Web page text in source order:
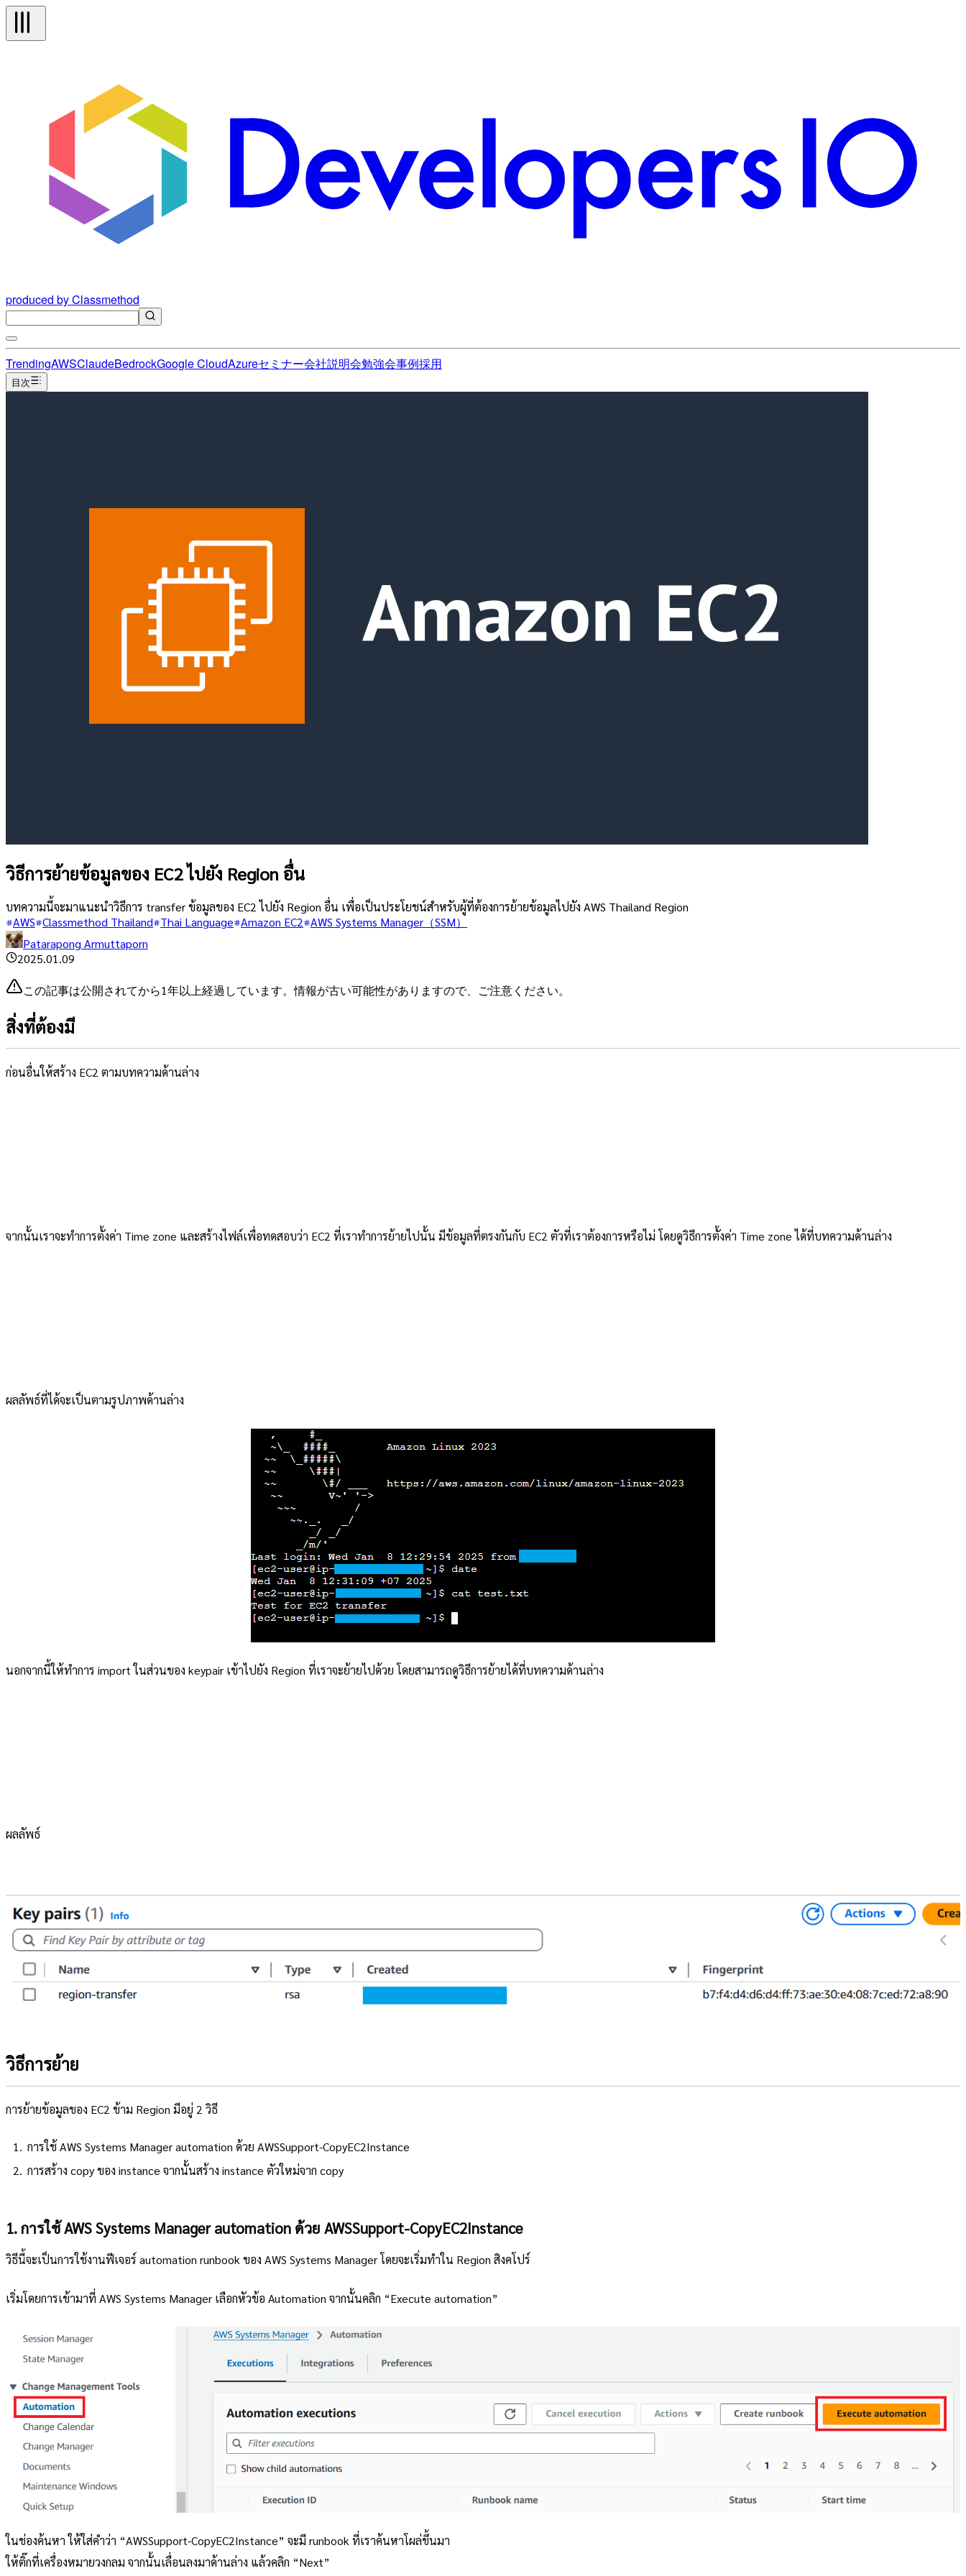
produced by Classmethod
TrendingAWSClaudeBedrockGoogle CloudAzureセミナー会社説明会勉強会事例採用
目次
วิธีการย้ายข้อมูลของ EC2 ไปยัง Region อื่น
บทความนี้จะมาแนะนำวิธีการ transfer ข้อมูลของ EC2 ไปยัง Region อื่น เพื่อเป็นประโยชน์สำหรับผู้ที่ต้องการย้ายข้อมูลไปยัง AWS Thailand Region
AWS Classmethod Thailand Thai Language Amazon EC2 AWS Systems Manager（SSM）
Patarapong Armuttaporn
2025.01.09
この記事は公開されてから1年以上経過しています。情報が古い可能性がありますので、ご注意ください。
สิ่งที่ต้องมี
ก่อนอื่นให้สร้าง EC2 ตามบทความด้านล่าง
จากนั้นเราจะทำการตั้งค่า Time zone และสร้างไฟล์เพื่อทดสอบว่า EC2 ที่เราทำการย้ายไปนั้น มีข้อมูลที่ตรงกันกับ EC2 ตัวที่เราต้องการหรือไม่ โดยดูวิธีการตั้งค่า Time zone ได้ที่บทความด้านล่าง
ผลลัพธ์ที่ได้จะเป็นตามรูปภาพด้านล่าง
นอกจากนี้ให้ทำการ import ในส่วนของ keypair เข้าไปยัง Region ที่เราจะย้ายไปด้วย โดยสามารถดูวิธีการย้ายได้ที่บทความด้านล่าง
ผลลัพธ์
วิธีการย้าย
การย้ายข้อมูลของ EC2 ข้าม Region มีอยู่ 2 วิธี
การใช้ AWS Systems Manager automation ด้วย AWSSupport-CopyEC2Instance
การสร้าง copy ของ instance จากนั้นสร้าง instance ตัวใหม่จาก copy
1. การใช้ AWS Systems Manager automation ด้วย AWSSupport-CopyEC2Instance
วิธีนี้จะเป็นการใช้งานฟีเจอร์ automation runbook ของ AWS Systems Manager โดยจะเริ่มทำใน Region สิงคโปร์
เริ่มโดยการเข้ามาที่ AWS Systems Manager เลือกหัวข้อ Automation จากนั้นคลิก “Execute automation”
ในช่องค้นหา ให้ใส่คำว่า “AWSSupport-CopyEC2Instance” จะมี runbook ที่เราค้นหาโผล่ขึ้นมา
ให้ติ๊กที่เครื่องหมายวงกลม จากนั้นเลื่อนลงมาด้านล่าง แล้วคลิก “Next”